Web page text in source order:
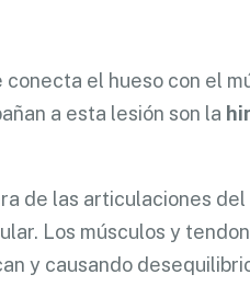
conecta el hueso con el
a esta lesión son la
de las articulaciones del
Los músculos y
y causando